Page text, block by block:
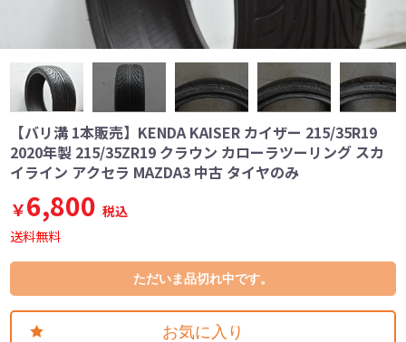
【バリ溝 1本販売】KENDA KAISER カイザー 215/35R19
2020年製 215/35ZR19 クラウン カローラツーリング スカ
イライン アクセラ MAZDA3 中古 タイヤのみ
￥6,800 税込
送料無料
ただいま品切れ中です。
お気に入り